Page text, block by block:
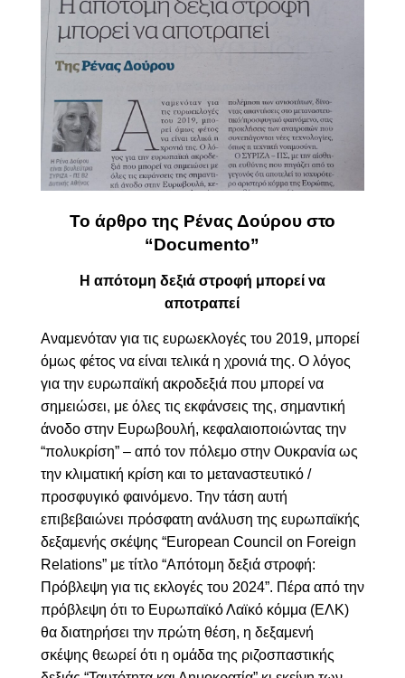
Το άρθρο της Ρένας Δούρου στο
“Documento”
Η απότομη δεξιά στροφή μπορεί να
αποτραπεί
Αναμενόταν για τις ευρωεκλογές του 2019, μπορεί
όμως φέτος να είναι τελικά η χρονιά της. Ο λόγος
για την ευρωπαϊκή ακροδεξιά που μπορεί να
σημειώσει, με όλες τις εκφάνσεις της, σημαντική
άνοδο στην Ευρωβουλή, κεφαλαιοποιώντας την
“πολυκρίση” – από τον πόλεμο στην Ουκρανία ως
την κλιματική κρίση και το μεταναστευτικό /
προσφυγικό φαινόμενο. Την τάση αυτή
επιβεβαιώνει πρόσφατη ανάλυση της ευρωπαϊκής
δεξαμενής σκέψης “European Council on Foreign
Relations” με τίτλο “Απότομη δεξιά στροφή:
Πρόβλεψη για τις εκλογές του 2024”. Πέρα από την
πρόβλεψη ότι το Ευρωπαϊκό Λαϊκό κόμμα (ΕΛΚ)
θα διατηρήσει την πρώτη θέση, η δεξαμενή
σκέψης θεωρεί ότι η ομάδα της ριζοσπαστικής